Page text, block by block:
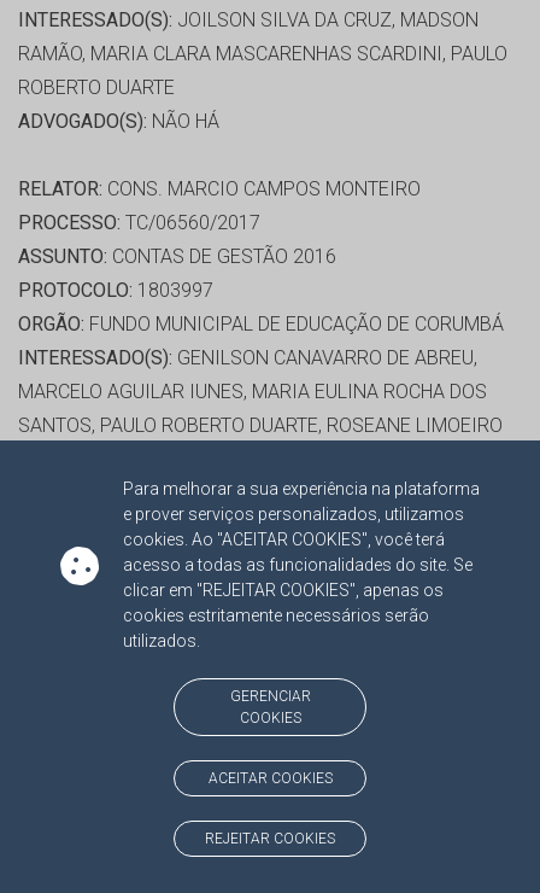
Para melhorar a sua experiência na plataforma
e prover serviços personalizados, utilizamos
cookies. Ao "ACEITAR COOKIES", você terá
acesso a todas as funcionalidades do site. Se
clicar em "REJEITAR COOKIES", apenas os
cookies estritamente necessários serão
utilizados.
GERENCIAR
COOKIES
ACEITAR COOKIES
REJEITAR COOKIES
INTERESSADO(S): JOILSON SILVA DA CRUZ, MADSON
RAMÃO, MARIA CLARA MASCARENHAS SCARDINI, PAULO
ROBERTO DUARTE
ADVOGADO(S): NÃO HÁ
RELATOR: CONS. MARCIO CAMPOS MONTEIRO
PROCESSO: TC/06560/2017
ASSUNTO: CONTAS DE GESTÃO 2016
PROTOCOLO: 1803997
ORGÃO: FUNDO MUNICIPAL DE EDUCAÇÃO DE CORUMBÁ
INTERESSADO(S): GENILSON CANAVARRO DE ABREU,
MARCELO AGUILAR IUNES, MARIA EULINA ROCHA DOS
SANTOS, PAULO ROBERTO DUARTE, ROSEANE LIMOEIRO
ADVOGADO(S):NÃO HÁ
CONS. FLAVIO ESGAIB KAYATT
CONS. FLAVIO ESGAIB KAYATT
CONSULTA 2021
2086188
PREFEITURA MUNICIPAL DE TAQUARUSSU
CLÓVIS JOSÉ DO NASCIMENTO
NÃO HÁ